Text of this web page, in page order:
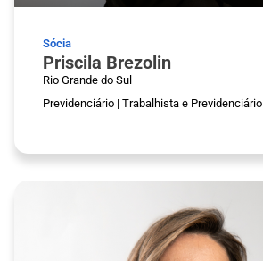
Sócia
Priscila Brezolin
Rio Grande do Sul
Previdenciário | Trabalhista e Previdenciário